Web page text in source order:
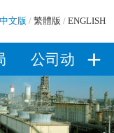
中文版 / 繁體版 / ENGLISH
公司动态+